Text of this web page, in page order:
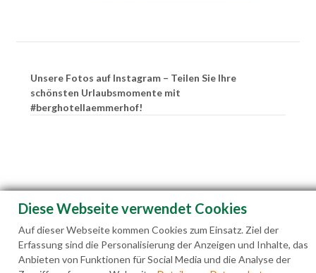
Unsere Fotos auf Instagram – Teilen Sie Ihre
schönsten Urlaubsmomente mit
#berghotellaemmerhof!
Diese Webseite verwendet Cookies
Auf dieser Webseite kommen Cookies zum Einsatz. Ziel der
Erfassung sind die Personalisierung der Anzeigen und Inhalte, das
Anbieten von Funktionen für Social Media und die Analyse der